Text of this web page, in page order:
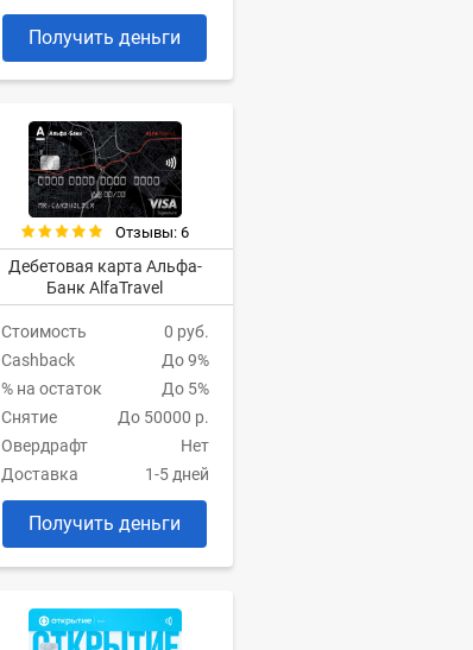
Получить деньги
Отзывы: 6
Дебетовая карта Альфа-
Банк AlfaTravel
Стоимость
0 руб.
Cashback
До 9%
% на остаток
До 5%
Снятие
До 50000 р.
Овердрафт
Нет
Доставка
1-5 дней
Получить деньги